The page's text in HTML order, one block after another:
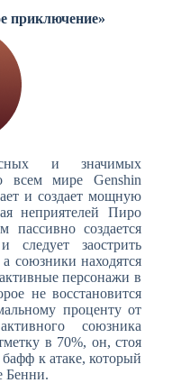
приключение»
и значимых
всем мире Genshin
и создает мощную
неприятелей Пиро
пассивно создается
заострить
союзники находятся
персонажи в
не восстановится
проценту от
союзника
в 70%, он, стоя
к атаке, который
Бенни.